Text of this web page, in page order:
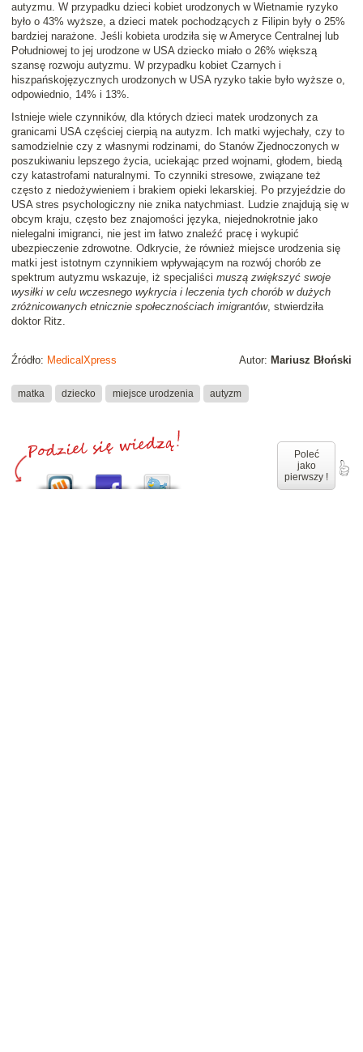
autyzmu. W przypadku dzieci kobiet urodzonych w Wietnamie ryzyko
było o 43% wyższe, a dzieci matek pochodzących z Filipin były o 25%
bardziej narażone. Jeśli kobieta urodziła się w Ameryce Centralnej lub
Południowej to jej urodzone w USA dziecko miało o 26% większą
szansę rozwoju autyzmu. W przypadku kobiet Czarnych i
hiszpańskojęzycznych urodzonych w USA ryzyko takie było wyższe o,
odpowiednio, 14% i 13%.
Istnieje wiele czynników, dla których dzieci matek urodzonych za
granicami USA częściej cierpią na autyzm. Ich matki wyjechały, czy to
samodzielnie czy z własnymi rodzinami, do Stanów Zjednoczonych w
poszukiwaniu lepszego życia, uciekając przed wojnami, głodem, biedą
czy katastrofami naturalnymi. To czynniki stresowe, związane też
często z niedożywieniem i brakiem opieki lekarskiej. Po przyjeździe do
USA stres psychologiczny nie znika natychmiast. Ludzie znajdują się w
obcym kraju, często bez znajomości języka, niejednokrotnie jako
nielegalni imigranci, nie jest im łatwo znaleźć pracę i wykupić
ubezpieczenie zdrowotne. Odkrycie, że również miejsce urodzenia się
matki jest istotnym czynnikiem wpływającym na rozwój chorób ze
spektrum autyzmu wskazuje, iż specjaliści muszą zwiększyć swoje
wysiłki w celu wczesnego wykrycia i leczenia tych chorób w dużych
zróżnicowanych etnicznie społecznościach imigrantów, stwierdziła
doktor Ritz.
Autor: Mariusz Błoński
Źródło: MedicalXpress
matka dziecko miejsce urodzenia autyzm
Poleć
jako
pierwszy !